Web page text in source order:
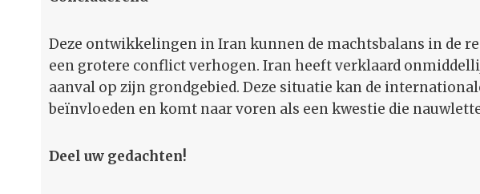
Deze ontwikkelingen in Iran kunnen de machtsbalans in de
een grotere conflict verhogen. Iran heeft verklaard
aanval op zijn grondgebied. Deze situatie kan de
beïnvloeden en komt naar voren als een kwestie die
Deel uw gedachten!